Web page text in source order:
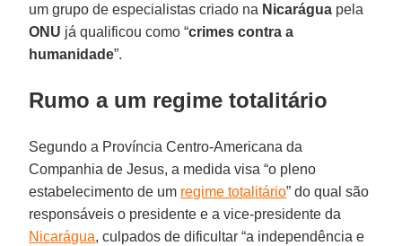
um grupo de especialistas criado na Nicarágua pela
ONU já qualificou como “crimes contra a
humanidade”.
Rumo a um regime totalitário
Segundo a Província Centro-Americana da
Companhia de Jesus, a medida visa “o pleno
estabelecimento de um regime totalitário” do qual são
responsáveis o presidente e a vice-presidente da
Nicarágua, culpados de dificultar “a independência e